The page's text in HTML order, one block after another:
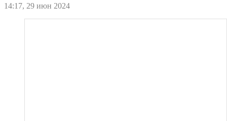
14:17, 29 июн 2024